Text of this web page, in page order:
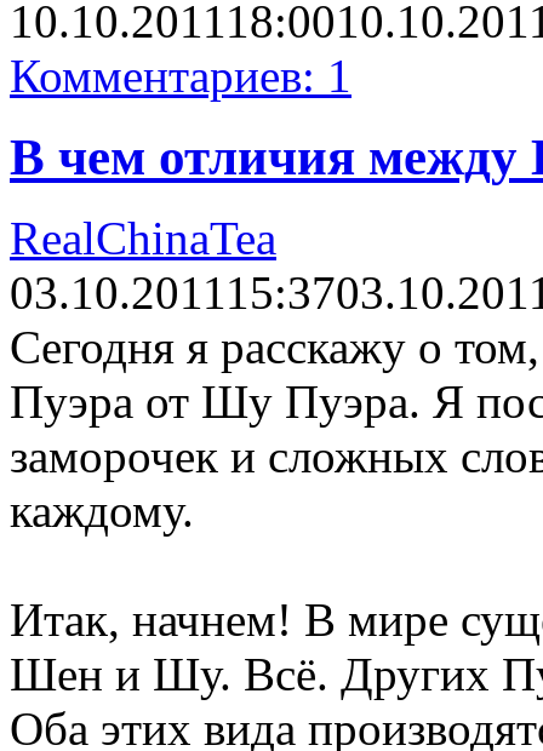
10.10.201118:00
Комментариев: 1
В чем отличия
RealChinaTea
03.10.201115:37
Сегодня я расскажу о
Пуэра от Шу Пуэра. Я
заморочек и сложных
каждому.
Итак, начнем! В мире
Шен и Шу. Всё. Других
Оба этих вида